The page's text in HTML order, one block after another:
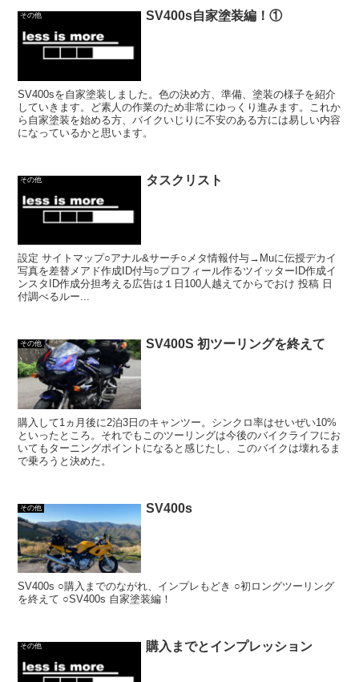
その他 SV400s自家塗装編！①
SV400sを自家塗装しました。色の決め方、準備、塗装の様子を紹介
していきます。ど素人の作業のため非常にゆっくり進みます。これか
ら自家塗装を始める方、バイクいじりに不安のある方には易しい内容
になっているかと思います。
その他 タスクリスト
設定 サイトマップ○アナル&サーチ○メタ情報付与→Muに伝授デカイ
写真を差替メアド作成ID付与○プロフィール作るツイッターID作成イ
ンスタID作成分担考える広告は１日100人越えてからでおけ 投稿 日
付調べるルー...
その他 SV400S 初ツーリングを終えて
購入して1ヵ月後に2泊3日のキャンツー。シンクロ率はせいぜい10%
といったところ。それでもこのツーリングは今後のバイクライフにお
いてもターニングポイントになると感じたし、このバイクは壊れるま
で乗ろうと決めた。
その他 SV400s
SV400s ○購入までのながれ、インプレもどき ○初ロングツーリング
を終えて ○SV400s 自家塗装編！
その他 購入までとインプレッション